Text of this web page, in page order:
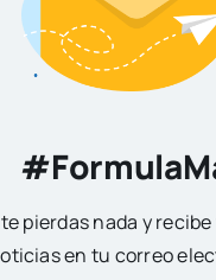
pierdas nada y
en tu correo